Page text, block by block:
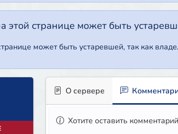
этой странице может быть
может быть устаревшей, так как
О сервере
Хотите оставить